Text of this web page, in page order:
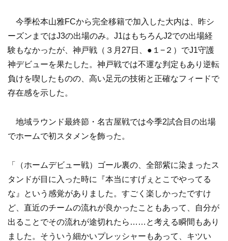
今季松本山雅FCから完全移籍で加入した大内は、昨シ
ーズンまではJ3の出場のみ。J1はもちろんJ2での出場経
験もなかったが、神戸戦（３月27日、●１−２）でJ1守護
神デビューを果たした。神戸戦では不運な判定もあり逆転
負けを喫したものの、高い足元の技術と正確なフィードで
存在感を示した。
地域ラウンド最終節・名古屋戦では今季2試合目の出場
でホームで初スタメンを飾った。
「（ホームデビュー戦）ゴール裏の、全部紫に染まったス
タンドが目に入った時に『本当にすげぇとこでやってる
な』という感覚がありました。すごく楽しかったですけ
ど、直近のチームの流れが良かったこともあって、自分が
出ることでその流れが途切れたら……と考える瞬間もあり
ました。そういう細かいプレッシャーもあって、キツい